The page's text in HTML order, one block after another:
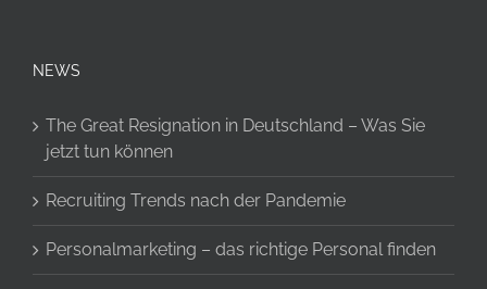
Recruiting Trends nach der Pandemie
Personalmarketing – das richtige Personal finden
4 einfache Tipps, um Ihr Recruiting 2021 in
Schwung zu bringen